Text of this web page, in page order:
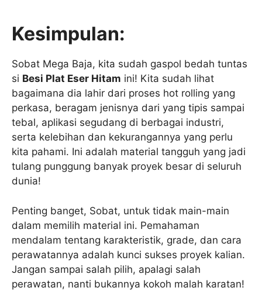
Kesimpulan:
Sobat Mega Baja, kita sudah gaspol bedah tuntas
si Besi Plat Eser Hitam ini! Kita sudah lihat
bagaimana dia lahir dari proses hot rolling yang
perkasa, beragam jenisnya dari yang tipis sampai
tebal, aplikasi segudang di berbagai industri,
serta kelebihan dan kekurangannya yang perlu
kita pahami. Ini adalah material tangguh yang jadi
tulang punggung banyak proyek besar di seluruh
dunia!
Penting banget, Sobat, untuk tidak main-main
dalam memilih material ini. Pemahaman
mendalam tentang karakteristik, grade, dan cara
perawatannya adalah kunci sukses proyek kalian.
Jangan sampai salah pilih, apalagi salah
perawatan, nanti bukannya kokoh malah karatan!